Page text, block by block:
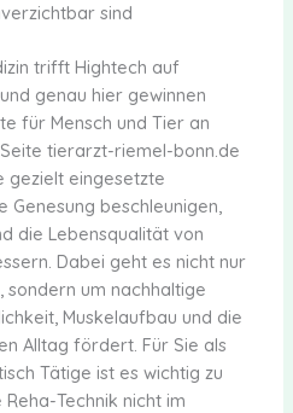
sind
trifft Hightech auf
genau hier gewinnen
für Mensch und Tier an
tierarzt-riemel-bonn.de
gezielt eingesetzte
beschleunigen,
die Lebensqualität von
Dabei geht es nicht nur
sondern um nachhaltige
Muskelaufbau und die
Alltag fördert. Für Sie als
Tätige ist es wichtig zu
Technik nicht im